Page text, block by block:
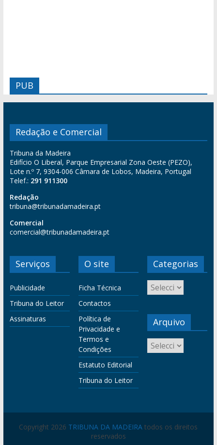
PUB
Redação e Comercial
Tribuna da Madeira
Edifício O Liberal, Parque Empresarial Zona Oeste (PEZO),
Lote n.º 7, 9304-006 Câmara de Lobos, Madeira, Portugal
Telef.: 291 911300
Redação
tribuna@tribunadamadeira.pt
Comercial
comercial@tribunadamadeira.pt
Serviços
Publicidade
Tribuna do Leitor
Assinaturas
O site
Ficha Técnica
Contactos
Política de
Privacidade e
Termos e
Condições
Estatuto Editorial
Tribuna do Leitor
Categorias
Arquivo
Copyright 2026 TRIBUNA DA MADEIRA todos os direitos
reservados